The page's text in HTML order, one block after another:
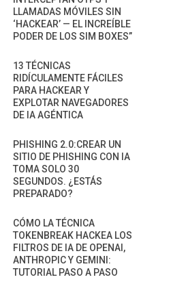
LLAMADAS MÓVILES SIN
‘HACKEAR’ — EL INCREÍBLE
PODER DE LOS SIM BOXES”
13 TÉCNICAS
RIDÍCULAMENTE FÁCILES
PARA HACKEAR Y
EXPLOTAR NAVEGADORES
DE IA AGÉNTICA
PHISHING 2.0:CREAR UN
SITIO DE PHISHING CON IA
TOMA SOLO 30
SEGUNDOS. ¿ESTÁS
PREPARADO?
CÓMO LA TÉCNICA
TOKENBREAK HACKEA LOS
FILTROS DE IA DE OPENAI,
ANTHROPIC Y GEMINI:
TUTORIAL PASO A PASO